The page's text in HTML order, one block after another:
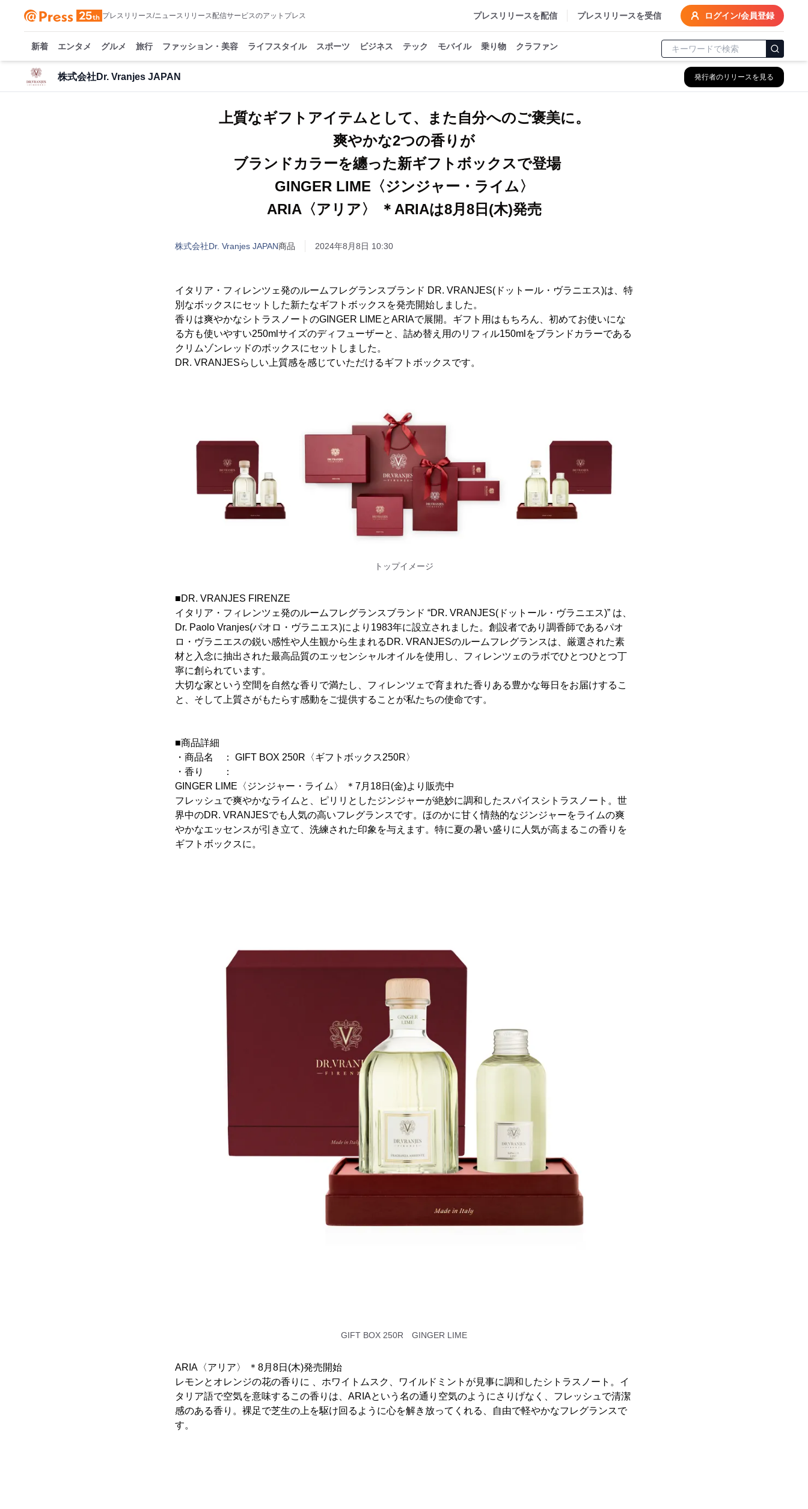
プレスリリース/ニュースリリース配信サービスのアットプレス プレスリリースを配信 プレスリリースを受信 ログイン/会員登録
新着 エンタメ グルメ 旅行 ファッション・美容 ライフスタイル スポーツ ビジネス テック モバイル 乗り物 クラファン
株式会社Dr. Vranjes JAPAN 発行者のリリースを見る
上質なギフトアイテムとして、また自分へのご褒美に。
爽やかな2つの香りが
ブランドカラーを纏った新ギフトボックスで登場
GINGER LIME〈ジンジャー・ライム〉
ARIA〈アリア〉 ＊ARIAは8月8日(木)発売
株式会社Dr. Vranjes JAPAN商品 2024年8月8日 10:30
イタリア・フィレンツェ発のルームフレグランスブランド DR. VRANJES(ドットール・ヴラニエス)は、特
別なボックスにセットした新たなギフトボックスを発売開始しました。
香りは爽やかなシトラスノートのGINGER LIMEとARIAで展開。ギフト用はもちろん、初めてお使いにな
る方も使いやすい250mlサイズのディフューザーと、詰め替え用のリフィル150mlをブランドカラーである
クリムゾンレッドのボックスにセットしました。
DR. VRANJESらしい上質感を感じていただけるギフトボックスです。
トップイメージ
■DR. VRANJES FIRENZE
イタリア・フィレンツェ発のルームフレグランスブランド “DR. VRANJES(ドットール・ヴラニエス)” は、
Dr. Paolo Vranjes(パオロ・ヴラニエス)により1983年に設立されました。創設者であり調香師であるパオ
ロ・ヴラニエスの鋭い感性や人生観から生まれるDR. VRANJESのルームフレグランスは、厳選された素
材と入念に抽出された最高品質のエッセンシャルオイルを使用し、フィレンツェのラボでひとつひとつ丁
寧に創られています。
大切な家という空間を自然な香りで満たし、フィレンツェで育まれた香りある豊かな毎日をお届けするこ
と、そして上質さがもたらす感動をご提供することが私たちの使命です。
■商品詳細
・商品名 ： GIFT BOX 250R〈ギフトボックス250R〉
・香り ：
GINGER LIME〈ジンジャー・ライム〉 ＊7月18日(金)より販売中
フレッシュで爽やかなライムと、ピリリとしたジンジャーが絶妙に調和したスパイスシトラスノート。世
界中のDR. VRANJESでも人気の高いフレグランスです。ほのかに甘く情熱的なジンジャーをライムの爽
やかなエッセンスが引き立て、洗練された印象を与えます。特に夏の暑い盛りに人気が高まるこの香りを
ギフトボックスに。
GIFT BOX 250R GINGER LIME
ARIA〈アリア〉 ＊8月8日(木)発売開始
レモンとオレンジの花の香りに 、ホワイトムスク、ワイルドミントが見事に調和したシトラスノート。イ
タリア語で空気を意味するこの香りは、ARIAという名の通り空気のようにさりげなく、フレッシュで清潔
感のある香り。裸足で芝生の上を駆け回るように心を解き放ってくれる、自由で軽やかなフレグランスで
す。